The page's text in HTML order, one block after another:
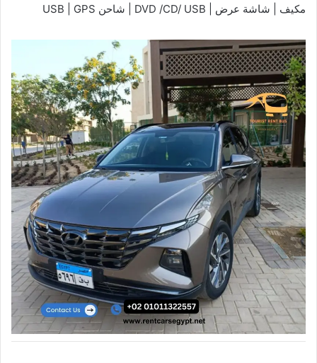
مكيف | شاشة عرض | DVD /CD/ USB | شاحن USB | GPS